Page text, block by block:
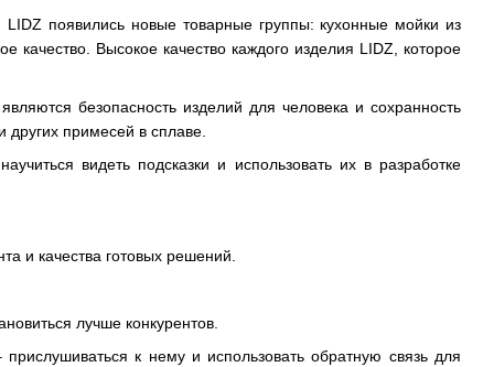
появились новые товарные группы: кухонные мойки из
Высокое качество каждого изделия LIDZ, которое
безопасность изделий для человека и сохранность
примесей в сплаве.
видеть подсказки и использовать их в разработке
и качества готовых решений.
лучше конкурентов.
к нему и использовать обратную связь для